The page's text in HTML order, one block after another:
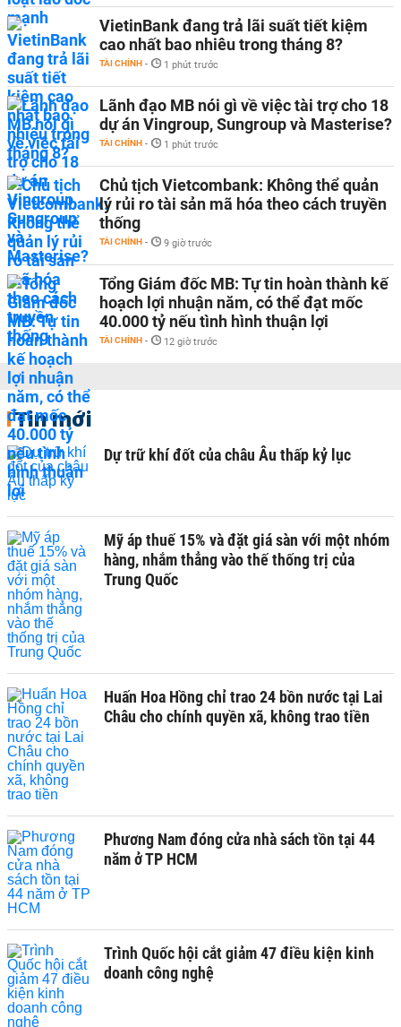
VietinBank đang trả lãi suất tiết kiệm
cao nhất bao nhiêu trong tháng 8?
TÀI CHÍNH - 1 phút trước
Lãnh đạo MB nói gì về việc tài trợ cho 18
dự án Vingroup, Sungroup và Masterise?
TÀI CHÍNH - 1 phút trước
Chủ tịch Vietcombank: Không thể quản
lý rủi ro tài sản mã hóa theo cách truyền
thống
TÀI CHÍNH - 9 giờ trước
Tổng Giám đốc MB: Tự tin hoàn thành kế
hoạch lợi nhuận năm, có thể đạt mốc
40.000 tỷ nếu tình hình thuận lợi
TÀI CHÍNH - 12 giờ trước
Tin mới
Dự trữ khí đốt của châu Âu thấp kỷ lục
Mỹ áp thuế 15% và đặt giá sàn với một nhóm
hàng, nhắm thẳng vào thế thống trị của
Trung Quốc
Huấn Hoa Hồng chỉ trao 24 bồn nước tại Lai
Châu cho chính quyền xã, không trao tiền
Phương Nam đóng cửa nhà sách tồn tại 44
năm ở TP HCM
Trình Quốc hội cắt giảm 47 điều kiện kinh
doanh công nghệ